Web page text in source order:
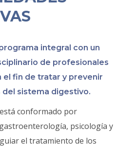
integral con un
de profesionales
el fin de tratar y prevenir
sistema digestivo.
conformado por
psicología y
el tratamiento de los